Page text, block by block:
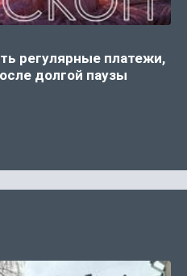
регулярные платежи,
долгой паузы